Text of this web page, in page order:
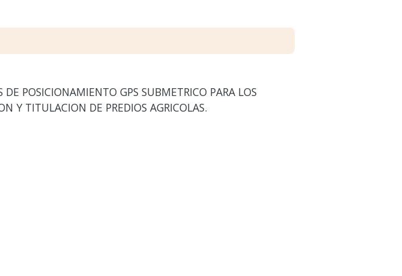
POSICIONAMIENTO GPS SUBMETRICO PARA LOS
Y TITULACION DE PREDIOS AGRICOLAS.